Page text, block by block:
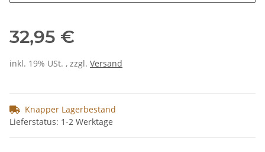
32,95 €
inkl. 19% USt. , zzgl. Versand
Knapper Lagerbestand
Lieferstatus: 1-2 Werktage